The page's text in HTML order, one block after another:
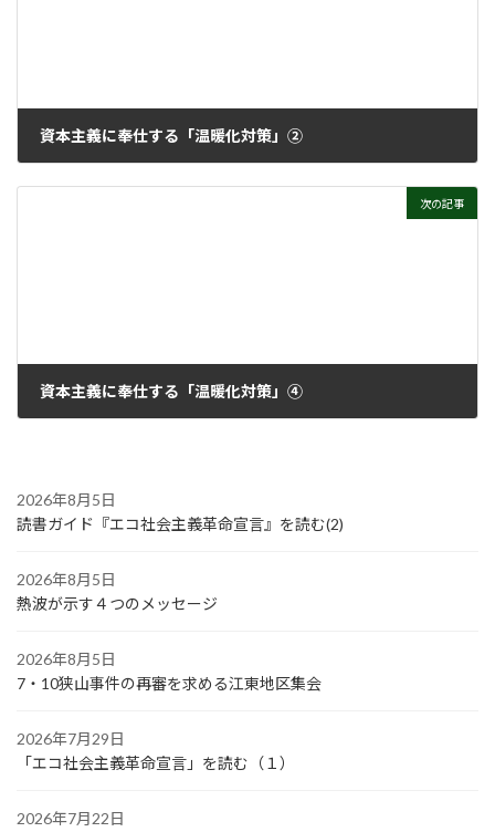
資本主義に奉仕する「温暖化対策」②
次の記事
資本主義に奉仕する「温暖化対策」④
2026年8月5日
読書ガイド『エコ社会主義革命宣言』を読む(2)
2026年8月5日
熱波が示す４つのメッセージ
2026年8月5日
7・10狭山事件の再審を求める江東地区集会
2026年7月29日
「エコ社会主義革命宣言」を読む（１）
2026年7月22日